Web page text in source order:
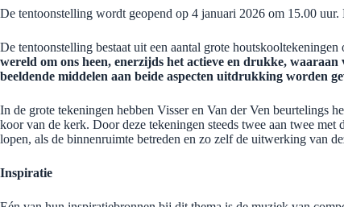
De tentoonstelling wordt geopend op 4 januari 2026 om 15.00
De tentoonstelling bestaat uit een aantal grote
wereld om ons heen, enerzijds het actieve en drukke,
beeldende middelen aan beide aspecten uitdrukking worden
In de grote tekeningen hebben Visser en Van der Ven beurtelings
koor van de kerk. Door deze tekeningen steeds twee aan twee met
lopen, als de binnenruimte betreden en zo zelf de uitwerking van
Inspiratie